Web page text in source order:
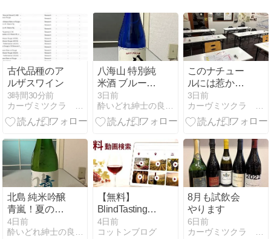
古代品種のア
ルザスワイン
3時間30分前
カーヴミツクラ 店長日記
八海山 特別純
米酒 ブルーボ
トル！定番銘
柄の海外仕
様！
3日前
酔いどれ紳士の良い酔い宵よ
このナチュー
ルには惹かれ
る
3日前
カーヴミツクラ 店長日記
北島 純米吟醸
青嵐！夏の暑
さを吹き飛ば
す爽やかさ！
4日前
酔いどれ紳士の良い酔い宵よ
【無料】
BlindTastingLab
動画検索｜ヴ
ィノテラスワ
4日前
コットンブログ
8月も試飲会
やります
6日前
カーヴミツクラ 店長日記